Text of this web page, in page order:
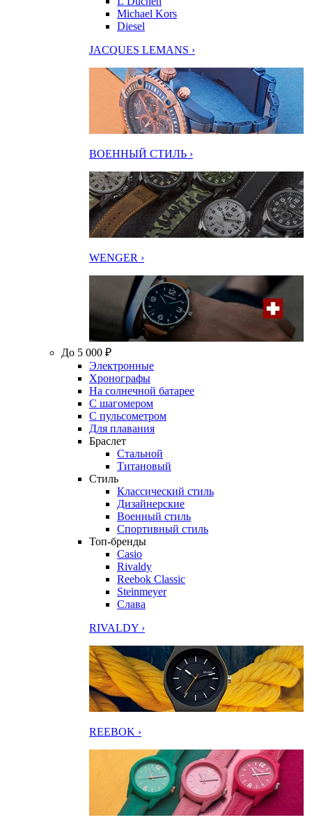
Michael Kors
Diesel
JACQUES LEMANS ›
ВОЕННЫЙ СТИЛЬ ›
WENGER ›
До 5 000 ₽
Электронные
Хронографы
На солнечной батарее
С шагомером
С пульсометром
Для плавания
Браслет
Стальной
Титановый
Стиль
Классический стиль
Дизайнерские
Военный стиль
Спортивный стиль
Топ-бренды
Casio
Rivaldy
Reebok Classic
Steinmeyer
Слава
RIVALDY ›
REEBOK ›